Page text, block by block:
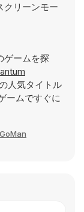
クリーンモー
ゲームを探
人気タイトル
ームですぐに